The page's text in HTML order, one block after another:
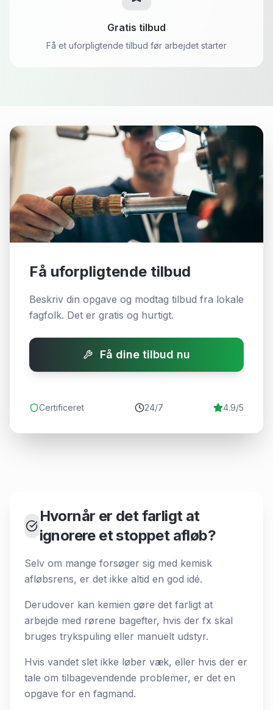
Gratis tilbud
Få et uforpligtende tilbud før arbejdet starter
Få uforpligtende tilbud
Beskriv din opgave og modtag tilbud fra lokale
fagfolk. Det er gratis og hurtigt.
Få dine tilbud nu
Certificeret 24/7 4.9/5
Hvornår er det farligt at
ignorere et stoppet afløb?
Selv om mange forsøger sig med kemisk
afløbsrens, er det ikke altid en god idé.
Derudover kan kemien gøre det farligt at
arbejde med rørene bagefter, hvis der fx skal
bruges trykspuling eller manuelt udstyr.
Hvis vandet slet ikke løber væk, eller hvis der er
tale om tilbagevendende problemer, er det en
opgave for en fagmand.